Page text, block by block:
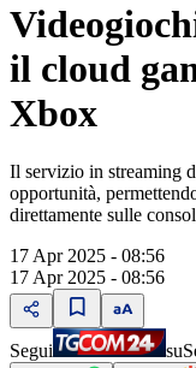
il cloud
Xbox
Il servizio in streaming
opportunità,
direttamente sulle
17 Apr 2025 - 08:56
17 Apr 2025 - 08:56
Segui su